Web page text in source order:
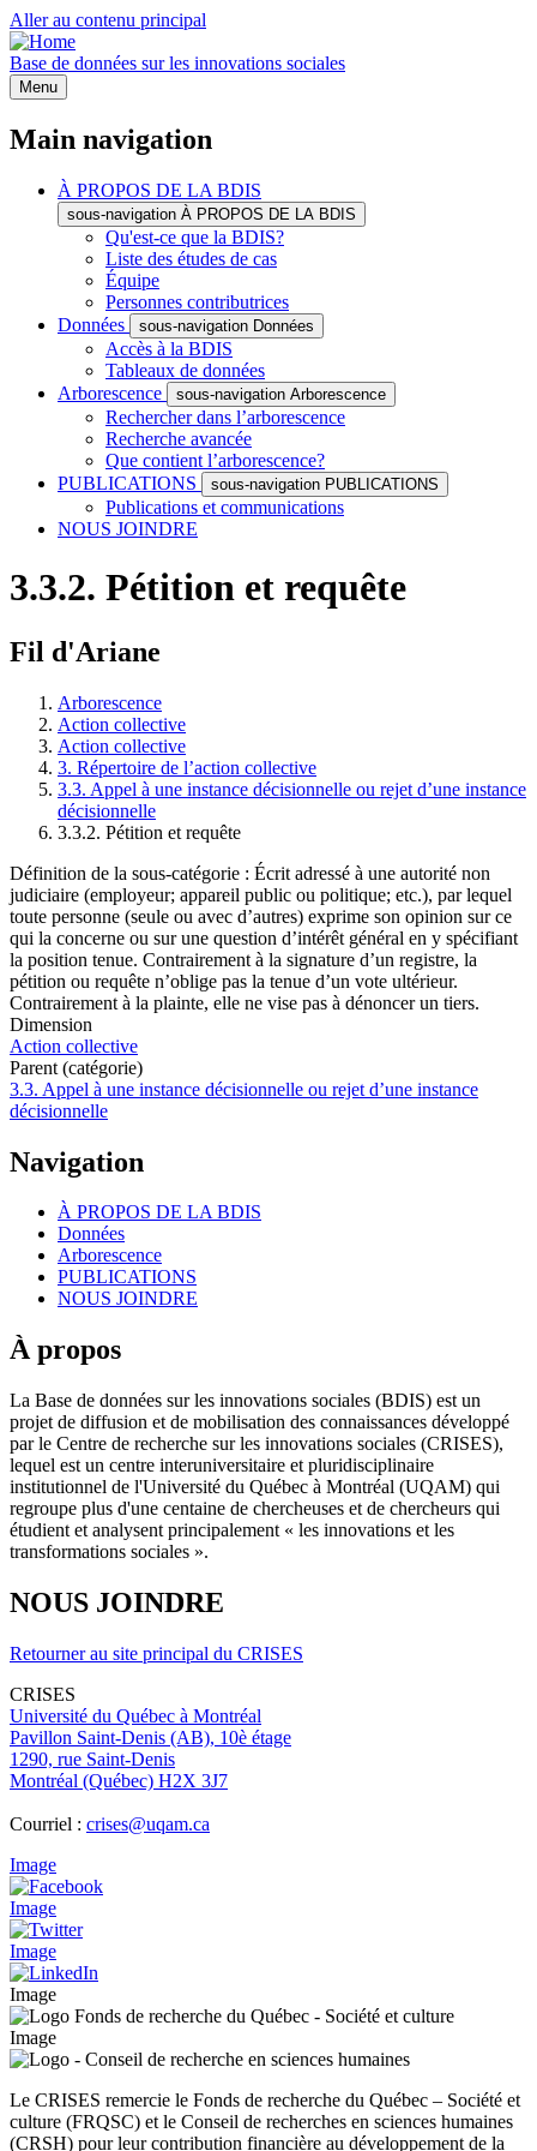
Aller au contenu principal
Base de données sur les innovations sociales
Menu
Main navigation
À PROPOS DE LA BDIS
sous-navigation À PROPOS DE LA BDIS
Qu'est-ce que la BDIS?
Liste des études de cas
Équipe
Personnes contributrices
Données
sous-navigation Données
Accès à la BDIS
Tableaux de données
Arborescence
sous-navigation Arborescence
Rechercher dans l’arborescence
Recherche avancée
Que contient l’arborescence?
PUBLICATIONS
sous-navigation PUBLICATIONS
Publications et communications
NOUS JOINDRE
3.3.2. Pétition et requête
Fil d'Ariane
Arborescence
Action collective
Action collective
3. Répertoire de l’action collective
3.3. Appel à une instance décisionnelle ou rejet d’une instance
décisionnelle
3.3.2. Pétition et requête
Définition de la sous-catégorie : Écrit adressé à une autorité non
judiciaire (employeur; appareil public ou politique; etc.), par lequel
toute personne (seule ou avec d’autres) exprime son opinion sur ce
qui la concerne ou sur une question d’intérêt général en y spécifiant
la position tenue. Contrairement à la signature d’un registre, la
pétition ou requête n’oblige pas la tenue d’un vote ultérieur.
Contrairement à la plainte, elle ne vise pas à dénoncer un tiers.
Dimension
Action collective
Parent (catégorie)
3.3. Appel à une instance décisionnelle ou rejet d’une instance
décisionnelle
Navigation
À PROPOS DE LA BDIS
Données
Arborescence
PUBLICATIONS
NOUS JOINDRE
À propos
La Base de données sur les innovations sociales (BDIS) est un
projet de diffusion et de mobilisation des connaissances développé
par le Centre de recherche sur les innovations sociales (CRISES),
lequel est un centre interuniversitaire et pluridisciplinaire
institutionnel de l'Université du Québec à Montréal (UQAM) qui
regroupe plus d'une centaine de chercheuses et de chercheurs qui
étudient et analysent principalement « les innovations et les
transformations sociales ».
NOUS JOINDRE
Retourner au site principal du CRISES
CRISES
Université du Québec à Montréal
Pavillon Saint-Denis (AB), 10è étage
1290, rue Saint-Denis
Montréal (Québec) H2X 3J7
Courriel : crises@uqam.ca
Image
Image
Image
Image
Image
Le CRISES remercie le Fonds de recherche du Québec – Société et
culture (FRQSC) et le Conseil de recherches en sciences humaines
(CRSH) pour leur contribution financière au développement de la